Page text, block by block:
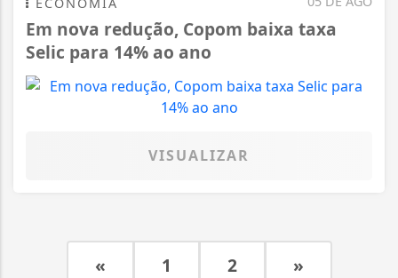
Em nova redução, Copom baixa taxa
Selic para 14% ao ano
VISUALIZAR
« 1 2 »